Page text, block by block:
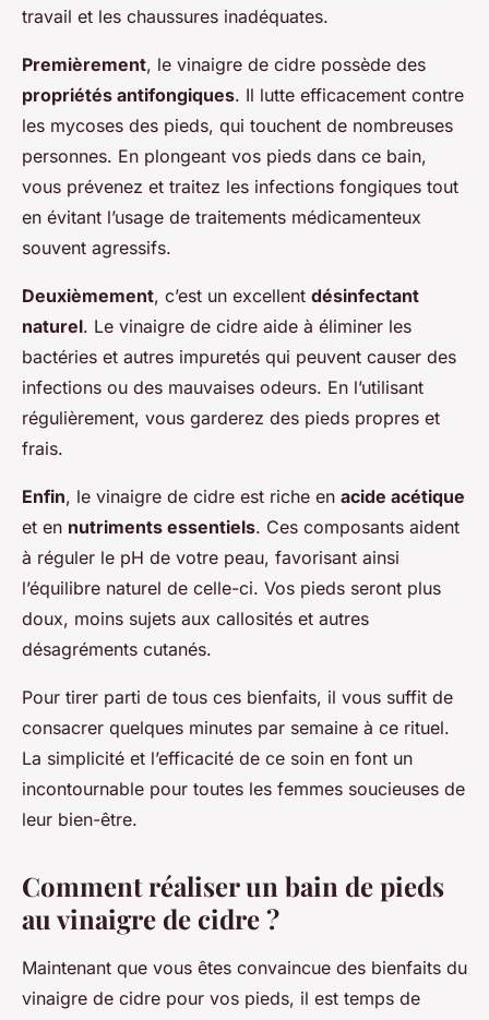
travail et les chaussures inadéquates.
Premièrement, le vinaigre de cidre possède des
propriétés antifongiques. Il lutte efficacement contre
les mycoses des pieds, qui touchent de nombreuses
personnes. En plongeant vos pieds dans ce bain,
vous prévenez et traitez les infections fongiques tout
en évitant l’usage de traitements médicamenteux
souvent agressifs.
Deuxièmement, c’est un excellent désinfectant
naturel. Le vinaigre de cidre aide à éliminer les
bactéries et autres impuretés qui peuvent causer des
infections ou des mauvaises odeurs. En l’utilisant
régulièrement, vous garderez des pieds propres et
frais.
Enfin, le vinaigre de cidre est riche en acide acétique
et en nutriments essentiels. Ces composants aident
à réguler le pH de votre peau, favorisant ainsi
l’équilibre naturel de celle-ci. Vos pieds seront plus
doux, moins sujets aux callosités et autres
désagréments cutanés.
Pour tirer parti de tous ces bienfaits, il vous suffit de
consacrer quelques minutes par semaine à ce rituel.
La simplicité et l’efficacité de ce soin en font un
incontournable pour toutes les femmes soucieuses de
leur bien-être.
Comment réaliser un bain de pieds
au vinaigre de cidre ?
Maintenant que vous êtes convaincue des bienfaits du
vinaigre de cidre pour vos pieds, il est temps de